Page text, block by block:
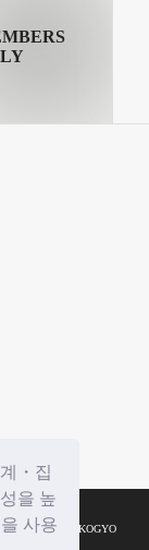
・집
을 높
사용
© YOSHIMOTO KOGYO